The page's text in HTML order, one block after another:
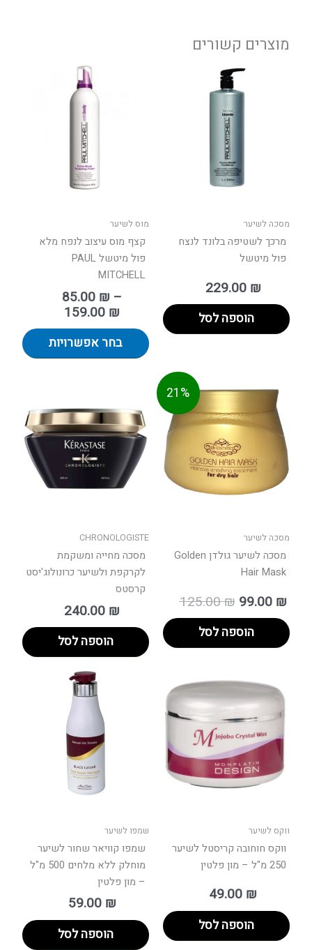
מוצרים קשורים
מסכה לשיער
מרכך לשטיפה בלונד לנצח
פול מיטשל
229.00 ₪
הוספה לסל
מוס לשיער
קצף מוס עיצוב לנפח מלא
פול מיטשל PAUL
MITCHELL
85.00 ₪ –
159.00 ₪
בחר אפשרויות
21%
מסכה לשיער
מסכה לשיער גולדן Golden
Hair Mask
125.00₪
המחיר
המקורי
היה:
125.00 ₪.
99.00 ₪
הוספה לסל
CHRONOLOGISTE
מסכה מחייה ומשקמת
לקרקפת ולשיער כרונולוג'יסט
קרסטס
240.00 ₪
הוספה לסל
ווקס לשיער
ווקס חוחובה קריסטל לשיער
250 מ"ל – מון פלטין
49.00 ₪
הוספה לסל
שמפו לשיער
שמפו קוויאר שחור לשיער
מוחלק ללא מלחים 500 מ"ל
– מון פלטין
59.00 ₪
הוספה לסל